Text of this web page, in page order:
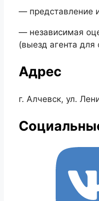
— представление
— независимая
(выезд агента для
Адрес
г. Алчевск, ул.